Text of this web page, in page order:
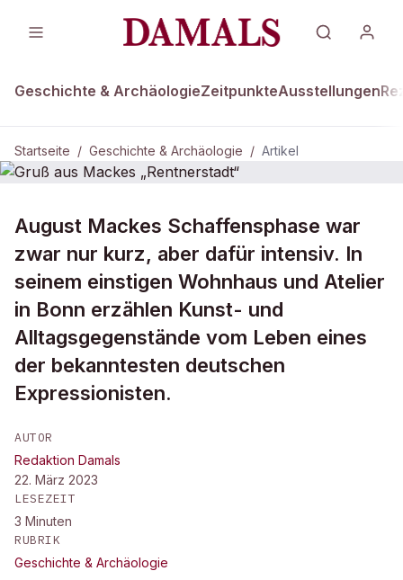
Geschichte & ArchäologieZeitpunkteAusstellungen
Startseite / Geschichte & Archäologie / Artikel
GESCHICHTE & ARCHÄOLOGIE
Gruß aus Mackes „Rentnerstadt“
August Mackes Schaffensphase war
zwar nur kurz, aber dafür intensiv. In
seinem einstigen Wohnhaus und Atelier
in Bonn erzählen Kunst- und
Alltagsgegenstände vom Leben eines
der bekanntesten deutschen
Expressionisten.
AUTOR
Redaktion Damals
22. März 2023
LESEZEIT
3 Minuten
RUBRIK
Geschichte & Archäologie